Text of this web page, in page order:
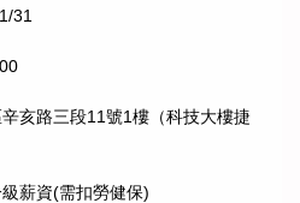
31
亥路三段11號1樓（科技大樓捷
薪資(需扣勞健保)